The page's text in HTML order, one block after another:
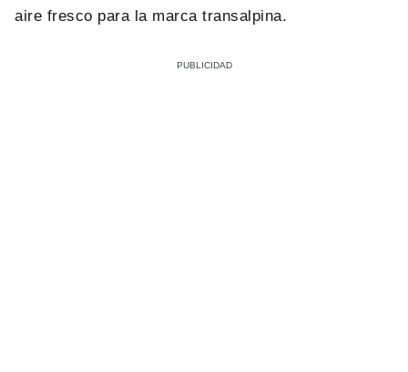
aire fresco para la marca transalpina.